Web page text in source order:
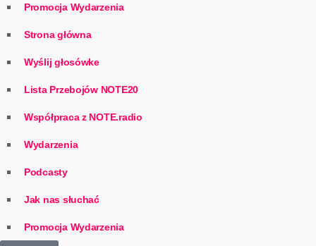
Promocja Wydarzenia
Strona główna
Wyślij głosówke
Lista Przebojów NOTE20
Współpraca z NOTE.radio
Wydarzenia
Podcasty
Jak nas słuchać
Promocja Wydarzenia